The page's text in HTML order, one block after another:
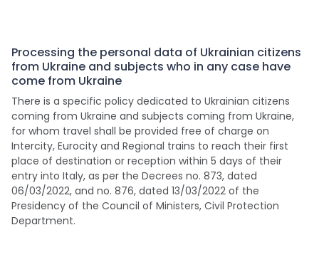
Processing the personal data of Ukrainian citizens
from Ukraine and subjects who in any case have
come from Ukraine
There is a specific policy dedicated to Ukrainian citizens
coming from Ukraine and subjects coming from Ukraine,
for whom travel shall be provided free of charge on
Intercity, Eurocity and Regional trains to reach their first
place of destination or reception within 5 days of their
entry into Italy, as per the Decrees no. 873, dated
06/03/2022, and no. 876, dated 13/03/2022 of the
Presidency of the Council of Ministers, Civil Protection
Department.